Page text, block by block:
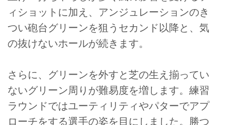
ィショットに加え、アンジュレーションのき
つい砲台グリーンを狙うセカンド以降と、気
の抜けないホールが続きます。
さらに、グリーンを外すと芝の生え揃ってい
ないグリーン周りが難易度を増します。練習
ラウンドではユーティリティやパターでアプ
ローチをする選手の姿を目にしました。勝つ